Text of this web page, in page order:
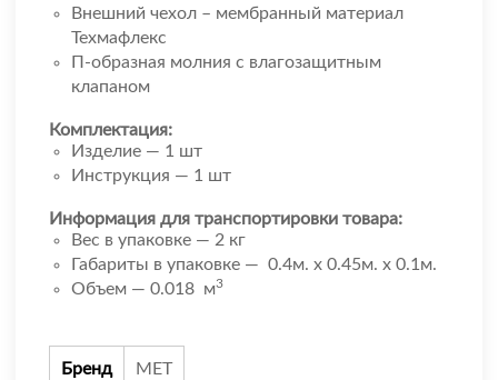
Внешний чехол – мембранный материал
Техмафлекс
П-образная молния с влагозащитным
клапаном
Комплектация:
Изделие — 1 шт
Инструкция — 1 шт
Информация для транспортировки товара:
Вес в упаковке — 2 кг
Габариты в упаковке — 0.4м. x 0.45м. x 0.1м.
Объем — 0.018 м3
Бренд МЕТ